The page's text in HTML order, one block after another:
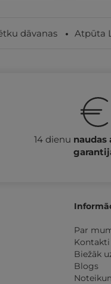
dāvanas Atpūta
14 dienu naudas
Par
Kontakti
Biežāk
Blogs